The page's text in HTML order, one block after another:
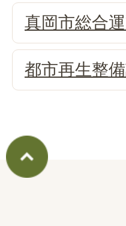
真岡市総合
都市再生整